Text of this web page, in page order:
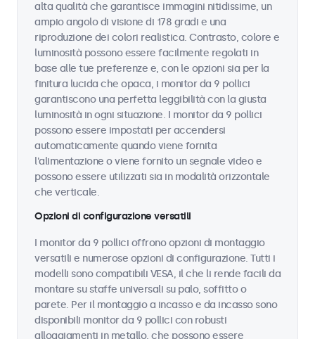
alta qualità che garantisce immagini nitidissime, un
ampio angolo di visione di 178 gradi e una
riproduzione dei colori realistica. Contrasto, colore e
luminosità possono essere facilmente regolati in
base alle tue preferenze e, con le opzioni sia per la
finitura lucida che opaca, i monitor da 9 pollici
garantiscono una perfetta leggibilità con la giusta
luminosità in ogni situazione. I monitor da 9 pollici
possono essere impostati per accendersi
automaticamente quando viene fornita
l'alimentazione o viene fornito un segnale video e
possono essere utilizzati sia in modalità orizzontale
che verticale.
Opzioni di configurazione versatili
I monitor da 9 pollici offrono opzioni di montaggio
versatili e numerose opzioni di configurazione. Tutti i
modelli sono compatibili VESA, il che li rende facili da
montare su staffe universali su palo, soffitto o
parete. Per il montaggio a incasso e da incasso sono
disponibili monitor da 9 pollici con robusti
alloggiamenti in metallo, che possono essere